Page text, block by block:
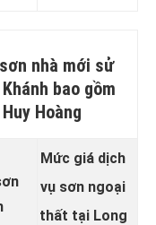
nhà mới sử
bao gồm
Hoàng
Mức giá dịch
vụ sơn ngoại
thất tại Long